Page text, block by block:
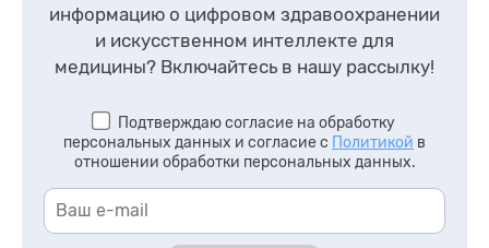
информацию о цифровом здравоохранении
и искусственном интеллекте для
медицины? Включайтесь в нашу рассылку!
Подтверждаю согласие на обработку
персональных данных и согласие с Политикой в
отношении обработки персональных данных.